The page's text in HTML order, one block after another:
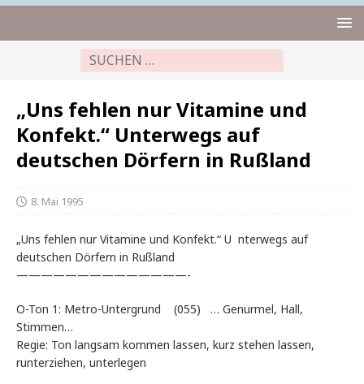
„Uns fehlen nur Vitamine und
Konfekt.“ Unterwegs auf
deutschen Dörfern in Rußland
8. Mai 1995
„Uns fehlen nur Vitamine und Konfekt.“ U nterwegs auf
deutschen Dörfern in Rußland
——————————————-
O-Ton 1: Metro-Untergrund (055) … Genurmel, Hall,
Stimmen…
Regie: Ton langsam kommen lassen, kurz stehen lassen,
runterziehen, unterlegen